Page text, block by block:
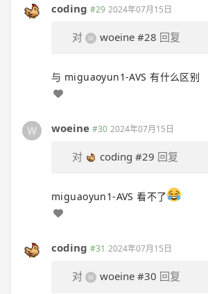
coding #29 2024年07月15日
对 woeine #28 回复
与 miguaoyun1-AVS 有什么区别
woeine #30 2024年07月15日
对 coding #29 回复
miguaoyun1-AVS 看不了
coding #31 2024年07月15日
对 woeine #30 回复